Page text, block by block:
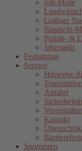
Job-Meile
Gothaer
Blaulicht-
Politik- &
Jahrmarkt
Festumzug
Service
Hinweise
Anfahrt
Kontakt
Sponsoren